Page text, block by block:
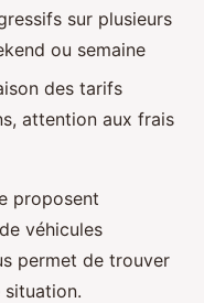
sur plusieurs
ou semaine
des tarifs
attention aux frais
proposent
véhicules
permet de trouver